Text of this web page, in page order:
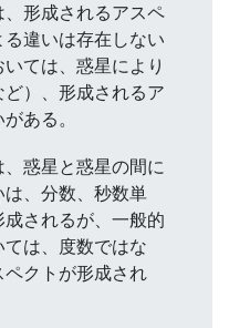
形成されるアスペ
違いは存在しない
ては、惑星により
ど）、形成されるア
ある。
惑星と惑星の間に
、分数、秒数単
されるが、一般的
は、度数ではな
ペクトが形成され